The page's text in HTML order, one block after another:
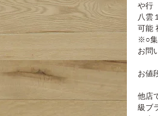
や行
八雲
可能
※○集
お問
お値
他店
級ブ